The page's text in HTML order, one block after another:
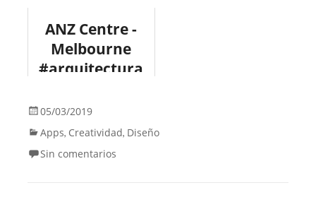
solo libro
ANZ Centre -
Melbourne
#arquitectura
05/03/2019
Apps, Creatividad, Diseño
Sin comentarios